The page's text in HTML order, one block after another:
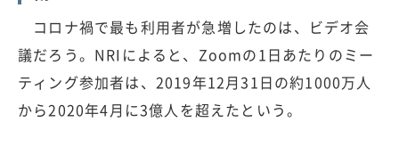
コロナ禍で最も利用者が急増したのは、ビデオ会
議だろう。NRIによると、Zoomの1日あたりのミー
ティング参加者は、2019年12月31日の約1000万人
から2020年4月に3億人を超えたという。